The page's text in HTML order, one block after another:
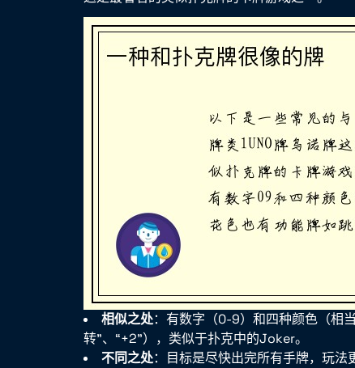
相似之处：有数字（0-9）和四种颜色（相
转”、“+2”），类似于扑克中的Joker。
不同之处：目标是尽快出完所有手牌，玩